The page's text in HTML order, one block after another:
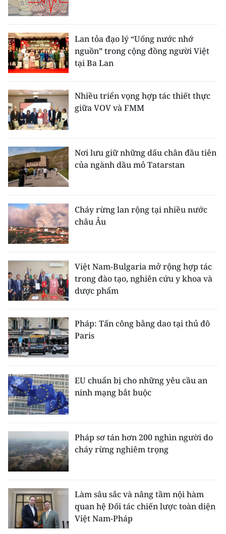
Lan tỏa đạo lý “Uống nước nhớ
nguồn” trong cộng đồng người Việt
tại Ba Lan
Nhiều triển vọng hợp tác thiết thực
giữa VOV và FMM
Nơi lưu giữ những dấu chân đầu tiên
của ngành dầu mỏ Tatarstan
Cháy rừng lan rộng tại nhiều nước
châu Âu
Việt Nam-Bulgaria mở rộng hợp tác
trong đào tạo, nghiên cứu y khoa và
dược phẩm
Pháp: Tấn công bằng dao tại thủ đô
Paris
EU chuẩn bị cho những yêu cầu an
ninh mạng bắt buộc
Pháp sơ tán hơn 200 nghìn người do
cháy rừng nghiêm trọng
Làm sâu sắc và nâng tầm nội hàm
quan hệ Đối tác chiến lược toàn diện
Việt Nam-Pháp